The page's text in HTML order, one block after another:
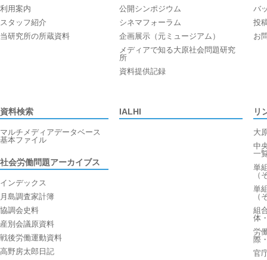
利用案内
スタッフ紹介
当研究所の所蔵資料
公開シンポジウム
シネマフォーラム
企画展示（元ミュージアム）
メディアで知る大原社会問題研究
所
資料提供記録
バ
投
お
資料検索
マルチメディアデータベース
基本ファイル
社会労働問題アーカイブス
インデックス
月島調査家計簿
協調会史料
産別会議原資料
戦後労働運動資料
高野房太郎日記
IALHI リ
大
中
一
単
（
単
（
組
体
労
際
官